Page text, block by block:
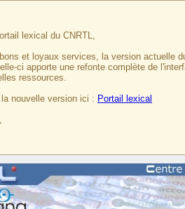
lexical du CNRTL,
et loyaux services, la version actuelle
ci apporte une refonte complète de
ressources.
nouvelle version ici : Portail lexical